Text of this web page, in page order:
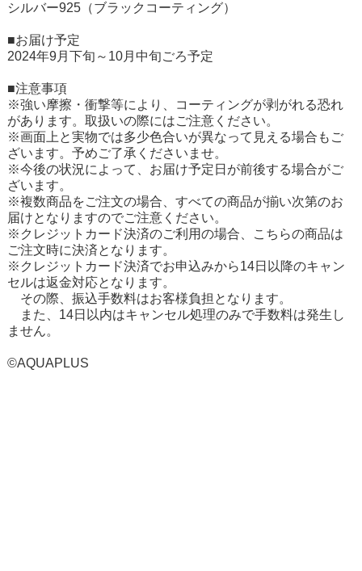
シルバー925（ブラックコーティング）
■お届け予定
2024年9月下旬～10月中旬ごろ予定
■注意事項
※強い摩擦・衝撃等により、コーティングが剥がれる恐れ
があります。取扱いの際にはご注意ください。
※画面上と実物では多少色合いが異なって見える場合もご
ざいます。予めご了承くださいませ。
※今後の状況によって、お届け予定日が前後する場合がご
ざいます。
※複数商品をご注文の場合、すべての商品が揃い次第のお
届けとなりますのでご注意ください。
※クレジットカード決済のご利用の場合、こちらの商品は
ご注文時に決済となります。
※クレジットカード決済でお申込みから14日以降のキャン
セルは返金対応となります。
その際、振込手数料はお客様負担となります。
また、14日以内はキャンセル処理のみで手数料は発生し
ません。
©AQUAPLUS